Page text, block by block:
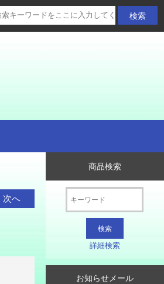
次へ
商品検索
詳細検索
お知らせメール